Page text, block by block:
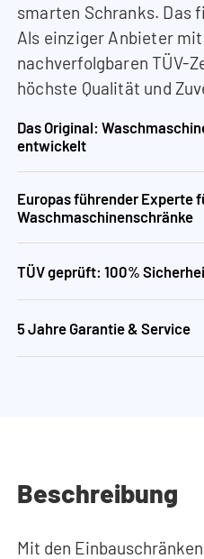
smarten Schranks. Das
Als einziger Anbieter
nachverfolgbaren TÜV-
höchste Qualität und
Das Original:
entwickelt
Europas führender Experte
Waschmaschinenschränke
TÜV geprüft: 100%
5 Jahre Garantie & Service
Beschreibung
Mit den